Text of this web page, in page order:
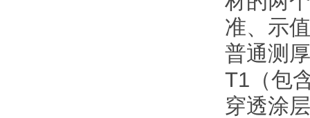
准、示
普通测
T1（包
穿透涂